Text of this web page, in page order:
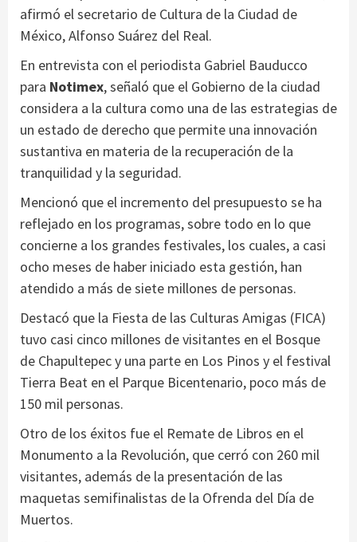
afirmó el secretario de Cultura de la Ciudad de
México, Alfonso Suárez del Real.
En entrevista con el periodista Gabriel Bauducco
para Notimex, señaló que el Gobierno de la ciudad
considera a la cultura como una de las estrategias de
un estado de derecho que permite una innovación
sustantiva en materia de la recuperación de la
tranquilidad y la seguridad.
Mencionó que el incremento del presupuesto se ha
reflejado en los programas, sobre todo en lo que
concierne a los grandes festivales, los cuales, a casi
ocho meses de haber iniciado esta gestión, han
atendido a más de siete millones de personas.
Destacó que la Fiesta de las Culturas Amigas (FICA)
tuvo casi cinco millones de visitantes en el Bosque
de Chapultepec y una parte en Los Pinos y el festival
Tierra Beat en el Parque Bicentenario, poco más de
150 mil personas.
Otro de los éxitos fue el Remate de Libros en el
Monumento a la Revolución, que cerró con 260 mil
visitantes, además de la presentación de las
maquetas semifinalistas de la Ofrenda del Día de
Muertos.